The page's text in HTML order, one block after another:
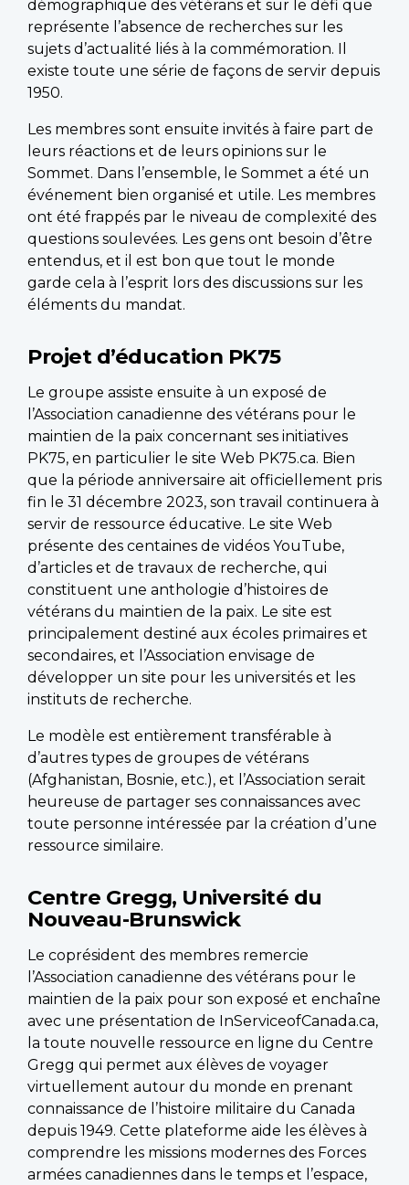
démographique des vétérans et sur le défi que
représente l’absence de recherches sur les
sujets d’actualité liés à la commémoration. Il
existe toute une série de façons de servir depuis
1950.
Les membres sont ensuite invités à faire part de
leurs réactions et de leurs opinions sur le
Sommet. Dans l’ensemble, le Sommet a été un
événement bien organisé et utile. Les membres
ont été frappés par le niveau de complexité des
questions soulevées. Les gens ont besoin d’être
entendus, et il est bon que tout le monde
garde cela à l’esprit lors des discussions sur les
éléments du mandat.
Projet d’éducation PK75
Le groupe assiste ensuite à un exposé de
l’Association canadienne des vétérans pour le
maintien de la paix concernant ses initiatives
PK75, en particulier le site Web PK75.ca. Bien
que la période anniversaire ait officiellement pris
fin le 31 décembre 2023, son travail continuera à
servir de ressource éducative. Le site Web
présente des centaines de vidéos YouTube,
d’articles et de travaux de recherche, qui
constituent une anthologie d’histoires de
vétérans du maintien de la paix. Le site est
principalement destiné aux écoles primaires et
secondaires, et l’Association envisage de
développer un site pour les universités et les
instituts de recherche.
Le modèle est entièrement transférable à
d’autres types de groupes de vétérans
(Afghanistan, Bosnie, etc.), et l’Association serait
heureuse de partager ses connaissances avec
toute personne intéressée par la création d’une
ressource similaire.
Centre Gregg, Université du
Nouveau-Brunswick
Le coprésident des membres remercie
l’Association canadienne des vétérans pour le
maintien de la paix pour son exposé et enchaîne
avec une présentation de InServiceofCanada.ca,
la toute nouvelle ressource en ligne du Centre
Gregg qui permet aux élèves de voyager
virtuellement autour du monde en prenant
connaissance de l’histoire militaire du Canada
depuis 1949. Cette plateforme aide les élèves à
comprendre les missions modernes des Forces
armées canadiennes dans le temps et l’espace,